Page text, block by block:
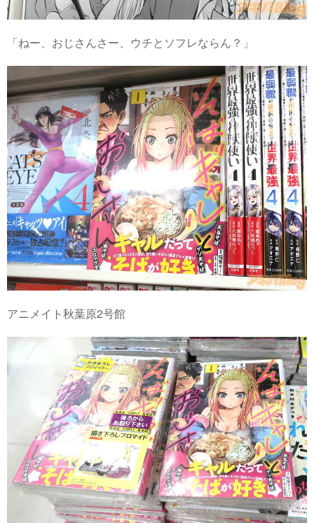
「ねー、おじさんさー、ウチとソフレならん？」
アニメイト秋葉原2号館